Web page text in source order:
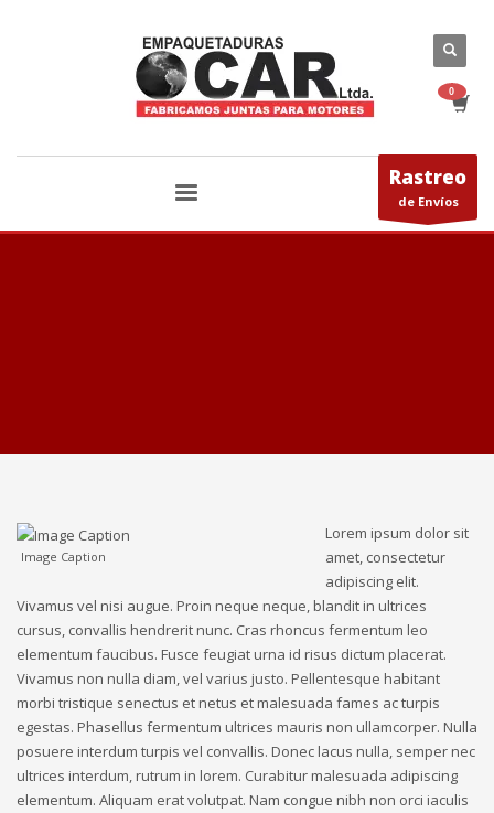
Rastreo
de Envíos
Image Caption
Lorem ipsum dolor sit
amet, consectetur
adipiscing elit.
Vivamus vel nisi augue. Proin neque neque, blandit in ultrices
cursus, convallis hendrerit nunc. Cras rhoncus fermentum leo
elementum faucibus. Fusce feugiat urna id risus dictum placerat.
Vivamus non nulla diam, vel varius justo. Pellentesque habitant
morbi tristique senectus et netus et malesuada fames ac turpis
egestas. Phasellus fermentum ultrices mauris non ullamcorper. Nulla
posuere interdum turpis vel convallis. Donec lacus nulla, semper nec
ultrices interdum, rutrum in lorem. Curabitur malesuada adipiscing
elementum. Aliquam erat volutpat. Nam congue nibh non orci iaculis